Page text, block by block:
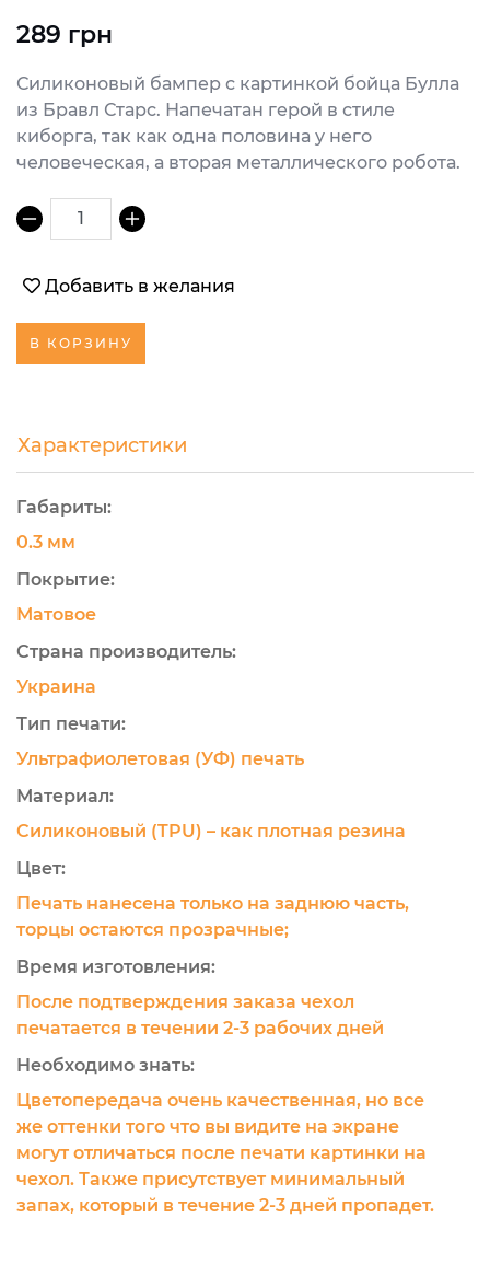
289 грн
Силиконовый бампер с картинкой бойца Булла
из Бравл Старс. Напечатан герой в стиле
киборга, так как одна половина у него
человеческая, а вторая металлического робота.
1
Добавить в желания
В КОРЗИНУ
Характеристики
Габариты:
0.3 мм
Покрытие:
Матовое
Страна производитель:
Украина
Тип печати:
Ультрафиолетовая (УФ) печать
Материал:
Силиконовый (TPU) – как плотная резина
Цвет:
Печать нанесена только на заднюю часть,
торцы остаются прозрачные;
Время изготовления:
После подтверждения заказа чехол
печатается в течении 2-3 рабочих дней
Необходимо знать:
Цветопередача очень качественная, но все
же оттенки того что вы видите на экране
могут отличаться после печати картинки на
чехол. Также присутствует минимальный
запах, который в течение 2-3 дней пропадет.